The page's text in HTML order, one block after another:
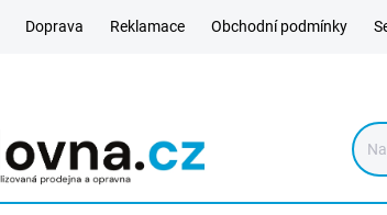
Doprava Reklamace Obchodní podmínky